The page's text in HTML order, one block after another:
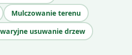
Mulczowanie terenu
usuwanie drzew